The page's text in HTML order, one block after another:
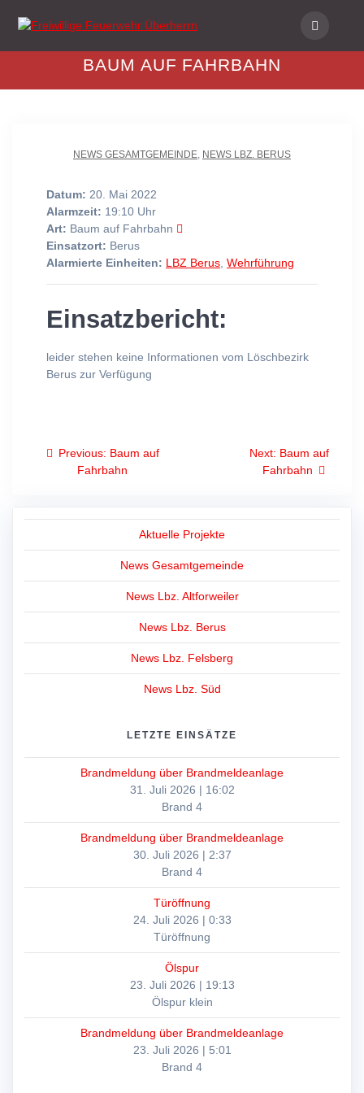
to
BAUM AUF FAHRBAHN
NEWS GESAMTGEMEINDE, NEWS LBZ. BERUS
Datum: 20. Mai 2022
Alarmzeit: 19:10 Uhr
Art: Baum auf Fahrbahn
Einsatzort: Berus
Alarmierte Einheiten: LBZ Berus Wehrführung
Einsatzbericht:
leider stehen keine Informationen vom Löschbezirk
Berus zur Verfügung
Beitragsnavigation
Previous: Previous
post:
Baum auf
Fahrbahn
Next: Next
post:
Baum auf
Fahrbahn
Aktuelle Projekte
News Gesamtgemeinde
News Lbz. Altforweiler
News Lbz. Berus
News Lbz. Felsberg
News Lbz. Süd
LETZTE EINSÄTZE
Brandmeldung über Brandmeldeanlage
31. Juli 2026 | 16:02
Brand 4
Brandmeldung über Brandmeldeanlage
30. Juli 2026 | 2:37
Brand 4
Türöffnung
24. Juli 2026 | 0:33
Türöffnung
Ölspur
23. Juli 2026 | 19:13
Ölspur klein
Brandmeldung über Brandmeldeanlage
23. Juli 2026 | 5:01
Brand 4